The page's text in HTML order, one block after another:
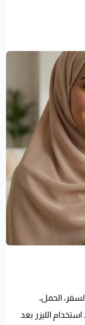
الحمل،
الليزر بعد